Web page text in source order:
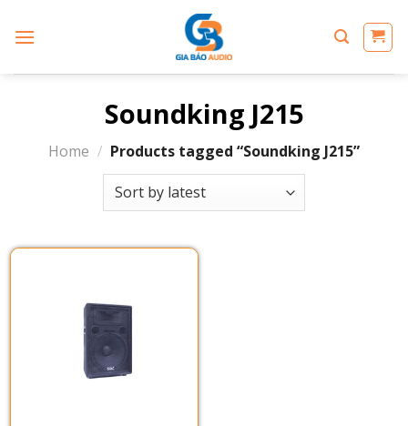
Soundking J215
Home / Products tagged “Soundking J215”